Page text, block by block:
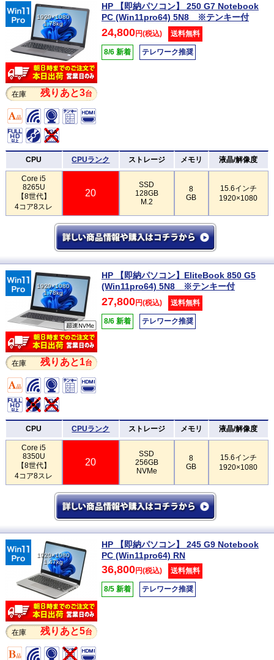
1920×1080
1.78kg
在庫 残りあと3台
HP 【即納パソコン】 250 G7 Notebook
PC (Win11pro64) 5N8 ※テンキー付
24,800円(税込) 送料無料
8/6 新着 テレワーク推奨
CPU CPUランク ストレージ メモリ 液晶/解像度
Core i5
8265U
【8世代】
4コア8スレ
20
SSD
128GB
M.2
8
GB
15.6インチ
1920×1080
1920×1080
1.78kg
在庫 残りあと1台
HP 【即納パソコン】EliteBook 850 G5
(Win11pro64) 5N8 ※テンキー付
27,800円(税込) 送料無料
8/6 新着 テレワーク推奨
CPU CPUランク ストレージ メモリ 液晶/解像度
Core i5
8350U
【8世代】
4コア8スレ
20
SSD
256GB
NVMe
8
GB
15.6インチ
1920×1080
1920×1080
1.47kg
在庫 残りあと5台
HP 【即納パソコン】 245 G9 Notebook
PC (Win11pro64) RN
36,800円(税込) 送料無料
8/5 新着 テレワーク推奨